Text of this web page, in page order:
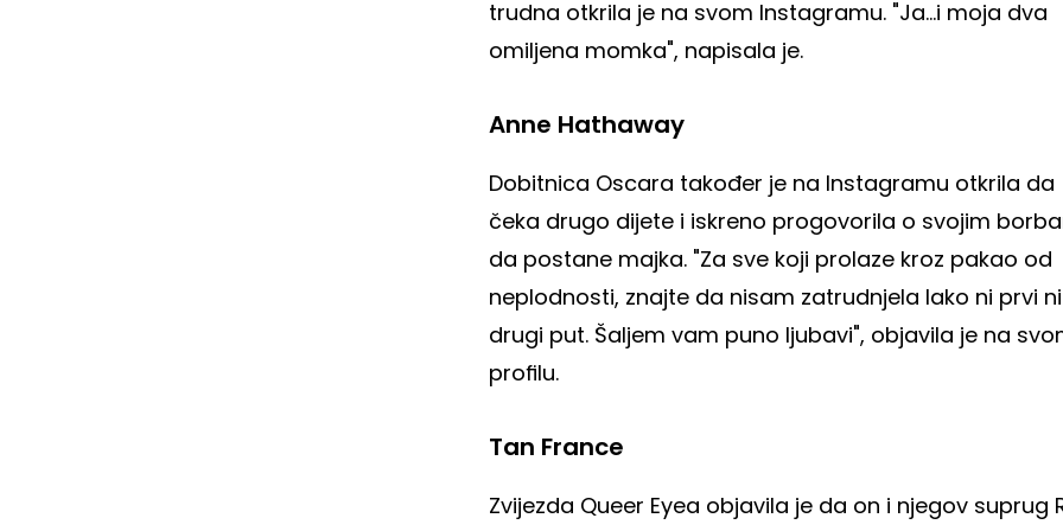
trudna otkrila je na svom Instagramu. "Ja…i moja dva
omiljena momka", napisala je.
Anne Hathaway
Dobitnica Oscara također je na Instagramu otkrila da
čeka drugo dijete i iskreno progovorila o svojim
da postane majka. "Za sve koji prolaze kroz pakao od
neplodnosti, znajte da nisam zatrudnjela lako ni prvi ni
drugi put. Šaljem vam puno ljubavi", objavila je na
profilu.
Tan France
Zvijezda Queer Eyea objavila je da on i njegov suprug